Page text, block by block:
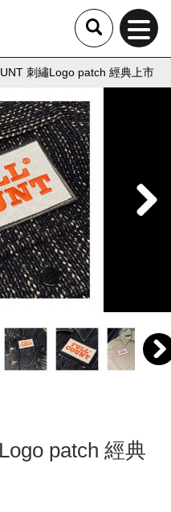
刺繡Logo patch 經典上市
patch 經典